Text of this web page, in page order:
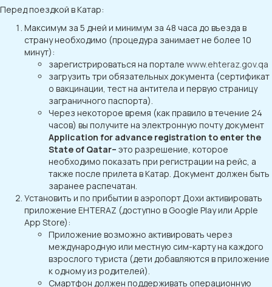
Перед поездкой в Катар:
Максимум за 5 дней и минимум за 48 часа до въезда в
страну необходимо (процедура занимает не более 10
минут):
зарегистрироваться на портале www.ehteraz.gov.qa
загрузить три обязательных документа (сертификат
о вакцинации, тест на антитела и первую страницу
заграничного паспорта).
Через некоторое время (как правило в течение 24
часов) вы получите на электронную почту документ
Application for advance registration to enter the
State of Qatar– это разрешение, которое
необходимо показать при регистрации на рейс, а
также после прилета в Катар. Документ должен быть
заранее распечатан.
Установить и по прибытии в аэропорт Дохи активировать
приложение EHTERAZ (доступно в Google Play или Apple
App Store):
Приложение возможно активировать через
международную или местную сим-карту на каждого
взрослого туриста (дети добавляются в приложение
к одному из родителей).
Смартфон должен поддерживать операционную